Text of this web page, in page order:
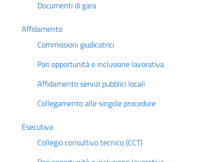
Documenti di gara
Affidamento
Commissioni giudicatrici
Pari opportunità e inclusione lavorativa
Affidamento servizi pubblici locali
Collegamento alle singole procedure
Esecutiva
Collegio consultivo tecnico (CCT)